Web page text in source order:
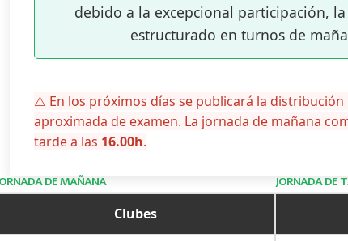
debido a la excepcional participación,
estructurado en turnos de
⚠️ En los próximos días se publicará la
aproximada de examen. La jornada de mañana
tarde a las 16.00h.
DE MAÑANA
Clubes
JORNADA DE